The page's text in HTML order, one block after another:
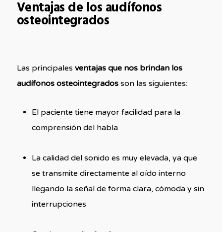
Ventajas de los audífonos
osteointegrados
Las principales ventajas que nos brindan los
audífonos osteointegradosson las siguientes:
El paciente tiene mayor facilidad para la
comprensión del habla
La calidad del sonido es muy elevada, ya que
se transmite directamente al oído interno
llegando la señal de forma clara, cómoda y sin
interrupciones